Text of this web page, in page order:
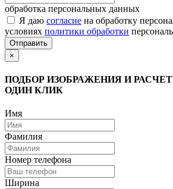
обработка персональных данных
Я даю согласие на обработку
условиях политики обработки
Отправить
×
ПОДБОР ИЗОБРАЖЕНИЯ И
ОДИН КЛИК
Имя
Фамилия
Номер телефона
Ширина